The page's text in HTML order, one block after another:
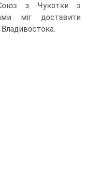
з Чукотки з
міг доставити